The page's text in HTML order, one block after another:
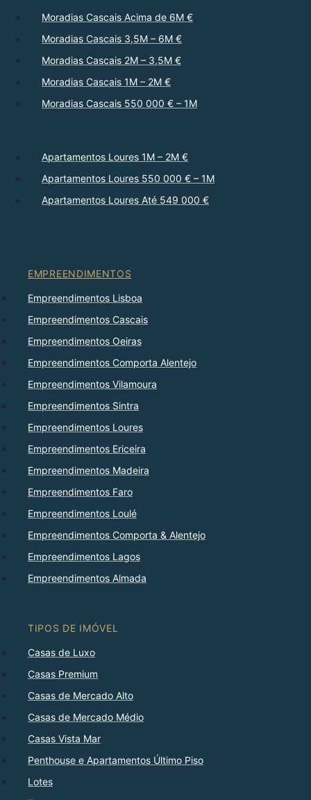
Moradias Cascais Acima de 6M €
Moradias Cascais 3,5M – 6M €
Moradias Cascais 2M – 3,5M €
Moradias Cascais 1M – 2M €
Moradias Cascais 550 000 € – 1M
Apartamentos Loures 1M – 2M €
Apartamentos Loures 550 000 € – 1M
Apartamentos Loures Até 549 000 €
EMPREENDIMENTOS
Empreendimentos Lisboa
Empreendimentos Cascais
Empreendimentos Oeiras
Empreendimentos Comporta Alentejo
Empreendimentos Vilamoura
Empreendimentos Sintra
Empreendimentos Loures
Empreendimentos Ericeira
Empreendimentos Madeira
Empreendimentos Faro
Empreendimentos Loulé
Empreendimentos Comporta & Alentejo
Empreendimentos Lagos
Empreendimentos Almada
TIPOS DE IMÓVEL
Casas de Luxo
Casas Premium
Casas de Mercado Alto
Casas de Mercado Médio
Casas Vista Mar
Penthouse e Apartamentos Último Piso
Lotes